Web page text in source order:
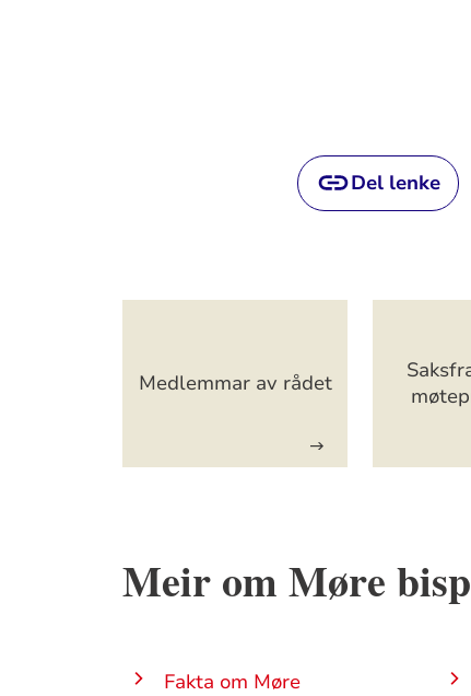
Del lenke
Medlemmar av rådet
Meir om Møre
Fakta om Møre